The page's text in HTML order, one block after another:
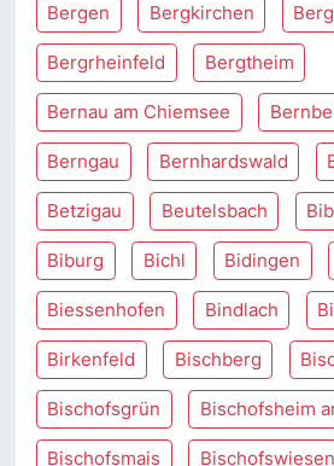
Bergen Bergkirchen
Bergrheinfeld Bergtheim
Bernau am Chiemsee
Berngau Bernhardswald
Betzigau Beutelsbach
Biburg Bichl Bidingen
Biessenhofen Bindlach
Birkenfeld Bischberg
Bischofsgrün Bischofsheim
Bischofsmais Bischofswiesen